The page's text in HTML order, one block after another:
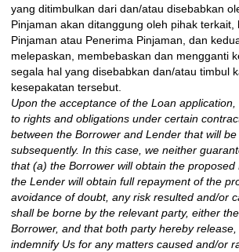
yang ditimbulkan dari dan/atau disebabkan
Pinjaman akan ditanggung oleh pihak terkait,
Pinjaman atau Penerima Pinjaman, dan
melepaskan, membebaskan dan mengganti
segala hal yang disebabkan dan/atau timbul
kesepakatan tersebut.
Upon the acceptance of the Loan
to rights and obligations under certain
between the Borrower and Lender that will
subsequently. In this case, we neither
that (a) the Borrower will obtain the proposed
the Lender will obtain full repayment of the
avoidance of doubt, any risk resulted and/or
shall be borne by the relevant party, either
Borrower, and that both party hereby
indemnify Us for any matters caused and/or